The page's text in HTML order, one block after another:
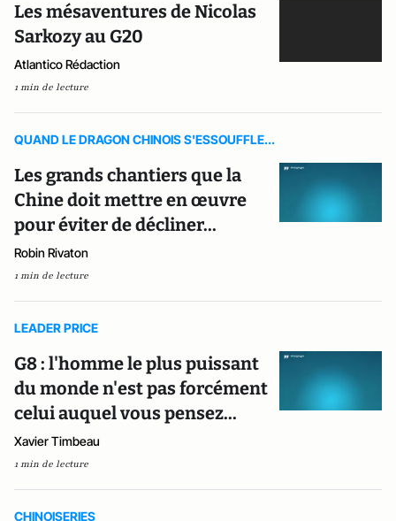
Les mésaventures de Nicolas
Sarkozy au G20
Atlantico Rédaction
1 min de lecture
QUAND LE DRAGON CHINOIS S'ESSOUFFLE...
Les grands chantiers que la
Chine doit mettre en œuvre
pour éviter de décliner...
Robin Rivaton
1 min de lecture
LEADER PRICE
G8 : l'homme le plus puissant
du monde n'est pas forcément
celui auquel vous pensez...
Xavier Timbeau
1 min de lecture
CHINOISERIES